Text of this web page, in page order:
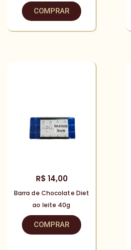
COMPRAR
R$ 14,00
Barra de Chocolate Diet
ao leite 40g
COMPRAR